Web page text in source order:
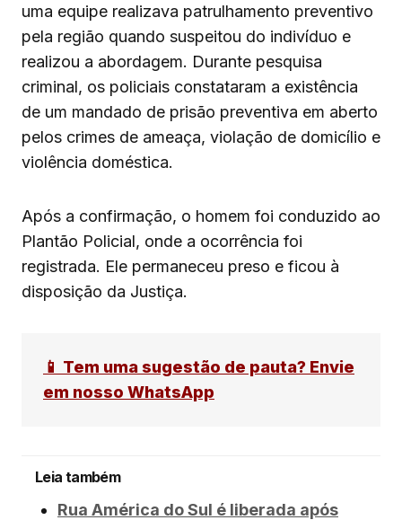
uma equipe realizava patrulhamento preventivo
pela região quando suspeitou do indivíduo e
realizou a abordagem. Durante pesquisa
criminal, os policiais constataram a existência
de um mandado de prisão preventiva em aberto
pelos crimes de ameaça, violação de domicílio e
violência doméstica.
Após a confirmação, o homem foi conduzido ao
Plantão Policial, onde a ocorrência foi
registrada. Ele permaneceu preso e ficou à
disposição da Justiça.
📱 Tem uma sugestão de pauta? Envie
em nosso WhatsApp
Leia também
Rua América do Sul é liberada após